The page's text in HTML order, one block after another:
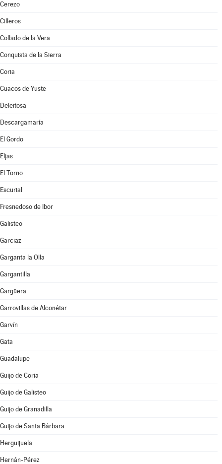
Cerezo
Cilleros
Collado de la Vera
Conquista de la Sierra
Coria
Cuacos de Yuste
Deleitosa
Descargamaría
El Gordo
Eljas
El Torno
Escurial
Fresnedoso de Ibor
Galisteo
Garciaz
Garganta la Olla
Gargantilla
Gargüera
Garrovillas de Alconétar
Garvín
Gata
Guadalupe
Guijo de Coria
Guijo de Galisteo
Guijo de Granadilla
Guijo de Santa Bárbara
Herguijuela
Hernán-Pérez